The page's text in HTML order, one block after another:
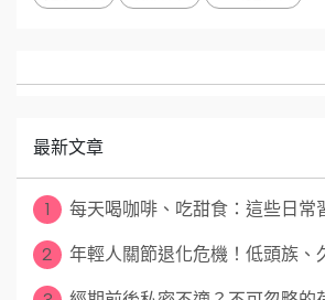
最新文章
1 每天喝咖啡、吃甜食：這些日
2 年輕人關節退化危機！低頭族